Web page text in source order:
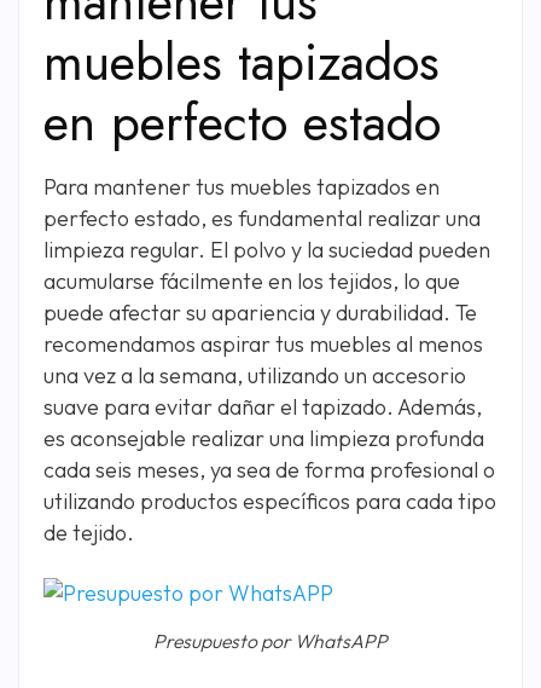
muebles tapizados
en perfecto estado
Para mantener tus muebles tapizados en
perfecto estado, es fundamental realizar una
limpieza regular. El polvo y la suciedad pueden
acumularse fácilmente en los tejidos, lo que
puede afectar su apariencia y durabilidad. Te
recomendamos aspirar tus muebles al menos
una vez a la semana, utilizando un accesorio
suave para evitar dañar el tapizado. Además,
es aconsejable realizar una limpieza profunda
cada seis meses, ya sea de forma profesional o
utilizando productos específicos para cada tipo
de tejido.
Presupuesto por WhatsAPP